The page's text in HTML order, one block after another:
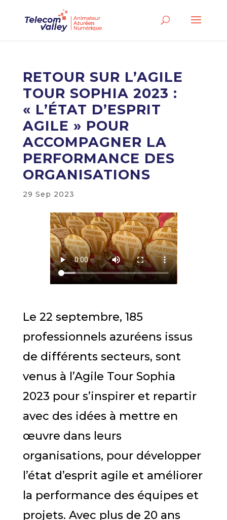
RETOUR SUR L’AGILE
TOUR SOPHIA 2023 :
« L’ÉTAT D’ESPRIT
AGILE » POUR
ACCOMPAGNER LA
PERFORMANCE DES
ORGANISATIONS
29 Sep 2023
Le 22 septembre, 185
professionnels azuréens issus
de différents secteurs, sont
venus à l’Agile Tour Sophia
2023 pour s’inspirer et repartir
avec des idées à mettre en
œuvre dans leurs
organisations, pour développer
l’état d’esprit agile et améliorer
la performance des équipes et
projets. Avec plus de 20 ans